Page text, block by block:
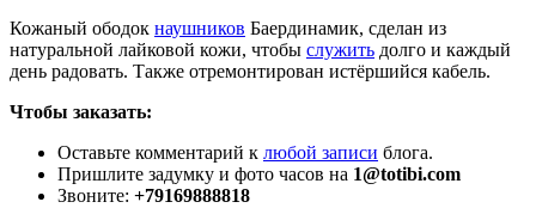
Кожаный ободок наушников Баердинамик, сделан из
натуральной лайковой кожи, чтобы служить долго и каждый
день радовать. Также отремонтирован истёршийся кабель.
Чтобы заказать:
Оставьте комментарий к любой записи блога.
Пришлите задумку и фото часов на 1@totibi.com
Звоните: +79169888818